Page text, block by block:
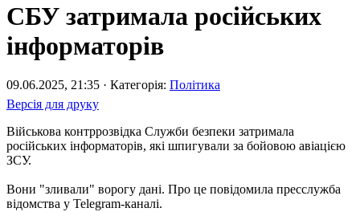
СБУ затримала російських
інформаторів
09.06.2025, 21:35 · Категорія: Політика
Версія для друку
Військова контррозвідка Служби безпеки затримала
російських інформаторів, які шпигували за бойовою авіацією
ЗСУ.
Вони "зливали" ворогу дані. Про це повідомила пресслужба
відомства у Telegram-каналі.